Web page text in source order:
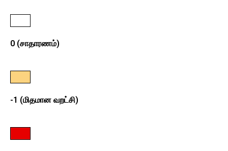
0 (சாதாரணம்)
-1 (மிதமான வறட்சி)